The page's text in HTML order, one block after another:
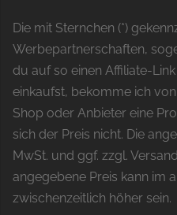
Die mit Sternchen (*)
Werbepartnerschaften,
du auf so einen Affiliate-
einkaufst, bekomme ich
Shop oder Anbieter eine
sich der Preis nicht. Die
MwSt. und ggf. zzgl.
angegebene Preis kann im
zwischenzeitlich höher sein.